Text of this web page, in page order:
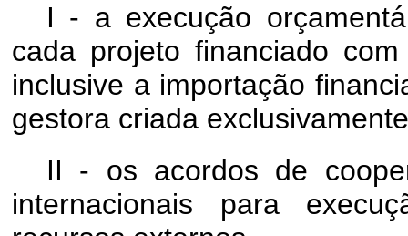
I - a execução
cada projeto financiado
inclusive a importação
gestora criada
II - os acordos de
internacionais para